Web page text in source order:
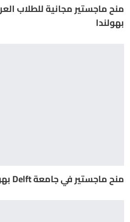
بهولندا
منح ماجستير في جامعة Delft بهولندا لعام 2019